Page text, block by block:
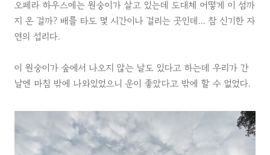
오페라 하우스에는 원숭이가 살고 있는데 도대체 어떻게 이 섬까
지 온 걸까? 배를 타도 몇 시간이나 걸리는 곳인데... 참 신기한 자
연의 섭리다.
이 원숭이가 숲에서 나오지 않는 날도 있다고 하는데 우리가 간
날엔 마침 밖에 나와있었으니 운이 좋았다고 밖에 할 수 없었다.